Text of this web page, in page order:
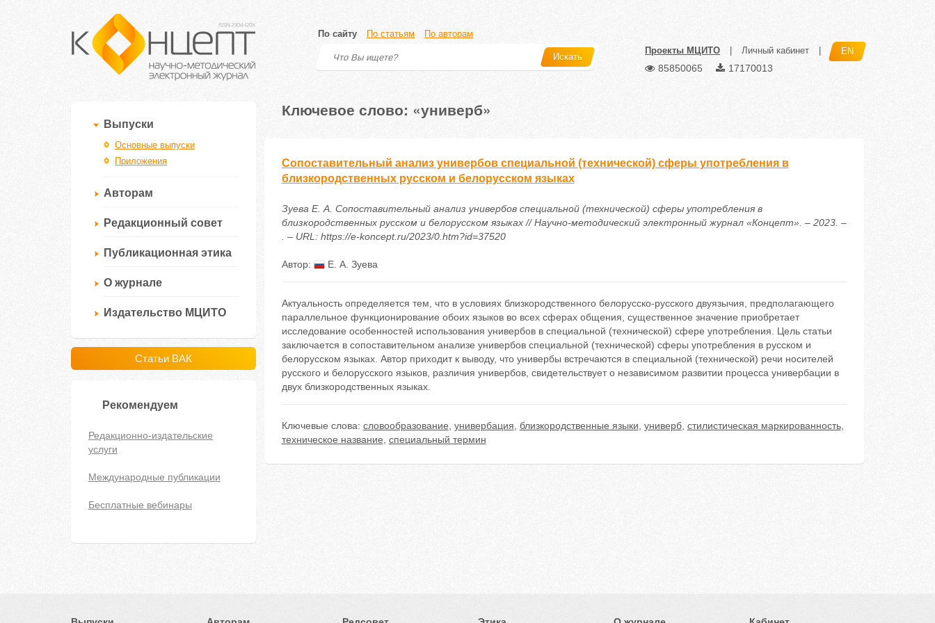
По сайту По статьям По авторам
Искать
Проекты МЦИТО Личный кабинет EN
85850065 17170013
Выпуски
Основные выпуски
Приложения
Авторам
Редакционный совет
Публикационная этика
О журнале
Издательство МЦИТО
Статьи ВАК
Рекомендуем
Редакционно-издательские
услуги
Международные публикации
Бесплатные вебинары
Ключевое слово: «универб»
Сопоставительный анализ универбов специальной (технической) сферы употребления в
близкородственных русском и белорусском языках
Зуева Е. А. Сопоставительный анализ универбов специальной (технической) сферы употребления в
близкородственных русском и белорусском языках // Научно-методический электронный журнал «Концепт». – 2023. –
. – URL: https://e-koncept.ru/2023/0.htm?id=37520
Автор: Е. А. Зуева
Актуальность определяется тем, что в условиях близкородственного белорусско-русского двуязычия, предполагающего
параллельное функционирование обоих языков во всех сферах общения, существенное значение приобретает
исследование особенностей использования универбов в специальной (технической) сфере употребления. Цель статьи
заключается в сопоставительном анализе универбов специальной (технической) сферы употребления в русском и
белорусском языках. Автор приходит к выводу, что универбы встречаются в специальной (технической) речи носителей
русского и белорусского языков, различия универбов, свидетельствует о независимом развитии процесса универбации в
двух близкородственных языках.
Ключевые слова: словообразование универбация близкородственные языки универб, стилистическая маркированность,
техническое название специальный термин